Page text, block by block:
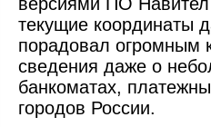
текущие координаты
порадовал огромным
сведения даже о
банкоматах,
городов России.